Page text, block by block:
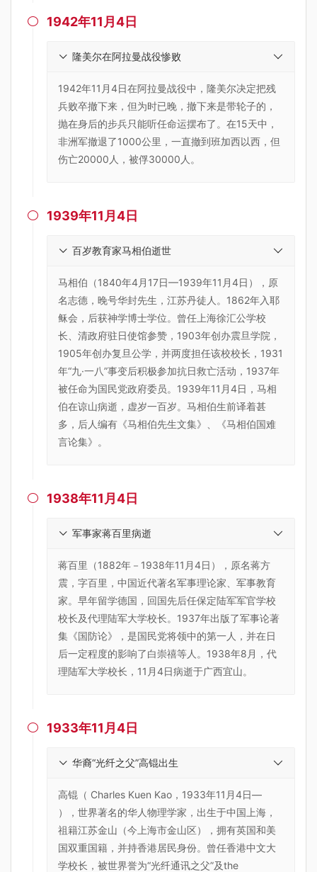
 1942年11月4日
隆美尔在阿拉曼战役惨败
1942年11月4日在阿拉曼战役中，隆美尔决定把残
兵败卒撤下来，但为时已晚，撤下来是带轮子的，
抛在身后的步兵只能听任命运摆布了。在15天中，
非洲军撤退了1000公里，一直撤到班加西以西，但
伤亡20000人，被俘30000人。
 1939年11月4日
百岁教育家马相伯逝世
马相伯（1840年4月17日—1939年11月4日），原
名志德，晚号华封先生，江苏丹徒人。1862年入耶
稣会，后获神学博士学位。曾任上海徐汇公学校
长、清政府驻日使馆参赞，1903年创办震旦学院，
1905年创办复旦公学，并两度担任该校校长，1931
年“九·一八”事变后积极参加抗日救亡活动，1937年
被任命为国民党政府委员。1939年11月4日，马相
伯在谅山病逝，虚岁一百岁。马相伯生前译着甚
多，后人编有《马相伯先生文集》、《马相伯国难
言论集》。
 1938年11月4日
军事家蒋百里病逝
蒋百里（1882年－1938年11月4日），原名蒋方
震，字百里，中国近代著名军事理论家、军事教育
家。早年留学德国，回国先后任保定陆军军官学校
校长及代理陆军大学校长。1937年出版了军事论著
集《国防论》，是国民党将领中的第一人，并在日
后一定程度的影响了白崇禧等人。1938年8月，代
理陆军大学校长，11月4日病逝于广西宜山。
 1933年11月4日
华裔“光纤之父”高锟出生
高锟（ Charles Kuen Kao，1933年11月4日—
），世界著名的华人物理学家，出生于中国上海，
祖籍江苏金山（今上海市金山区），拥有英国和美
国双重国籍，并持香港居民身份。曾任香港中文大
学校长，被世界誉为“光纤通讯之父”及the